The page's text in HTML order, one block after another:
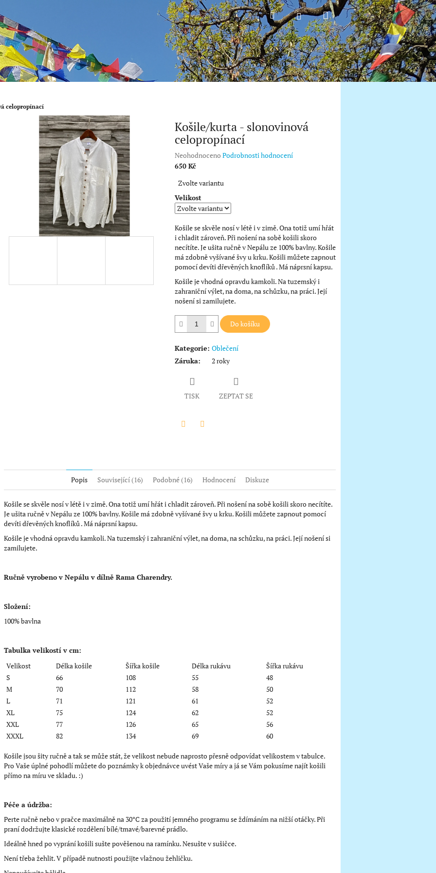
HledatPřihlášeníNákupní
košík
celopropínací
Košile/kurta - slonovinová
celopropínací
Průměrné
hodnocení
je
0,0
z
5
Neohodnoceno Podrobnosti hodnocení
650 Kč
cena:
Zvolte variantu
Velikost
Košile se skvěle nosí v létě i v zimě. Ona totiž umí hřát
i chladit zároveň. Při nošení na sobě košili skoro
necítíte. Je ušita ručně v Nepálu ze 100% bavlny. Košile
má zdobně vyšívané švy u krku. Košili můžete zapnout
pomocí devíti dřevěných knoflíků . Má náprsní kapsu.
Košile je vhodná opravdu kamkoli. Na tuzemský i
zahraniční výlet, na doma, na schůzku, na práci. Její
nošení si zamilujete.
Do košíku
Kategorie: Oblečení
Záruka: 2 roky
TISK ZEPTAT SE
Popis Související (16) Podobné (16) Hodnocení Diskuze
Košile se skvěle nosí v létě i v zimě. Ona totiž umí hřát i chladit zároveň. Při nošení na sobě košili skoro necítíte.
Je ušita ručně v Nepálu ze 100% bavlny. Košile má zdobně vyšívané švy u krku. Košili můžete zapnout pomocí
devíti dřevěných knoflíků . Má náprsní kapsu.
Košile je vhodná opravdu kamkoli. Na tuzemský i zahraniční výlet, na doma, na schůzku, na práci. Její nošení si
zamilujete.
Ručně vyrobeno v Nepálu v dílně Rama Charendry.
Složení:
100% bavlna
Tabulka velikostí v cm:
Velikost
Délka košile Šířka košile Délka rukávu
Šířka rukávu
S
66 108 55
48
M
70 112 58
50
L
71 121 61
52
XL
75 124 62
52
XXL
77 126 65
56
XXXL
82 134 69 60
Košile jsou šity ručně a tak se může stát, že velikost nebude naprosto přesně odpovídat velikostem v tabulce.
Pro Vaše úplné pohodlí můžete do poznámky k objednávce uvést Vaše míry a já se Vám pokusíme najít košili
přímo na míru ve skladu. :)
Péče a údržba:
Perte ručně nebo v pračce maximálně na 30°C za použití jemného programu se ždímáním na nižší otáčky. Při
praní dodržujte klasické rozdělení bílé/tmavé/barevné prádlo.
Ideálně hned po vyprání košili sušte pověšenou na ramínku. Nesušte v sušičce.
Není třeba žehlit. V případě nutnosti použijte vlažnou žehličku.